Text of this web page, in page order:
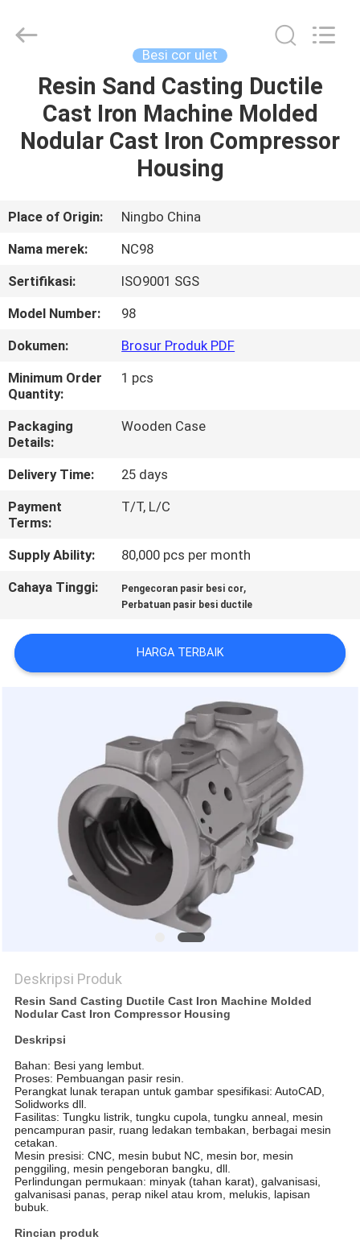
RUMAH
PRODUK
TENTANG
TUR
PABRIK
KONTROL
KUALITAS
HUBUNGI
KAMI
BERITA
KUTIPAN
KEBIJAKAN
Foundry
CO.,LTD.
Besi cor ulet
Resin Sand Casting Ductile
Cast Iron Machine Molded
Nodular Cast Iron Compressor
Housing
Place of Origin:
Ningbo China
Nama merek:
NC98
Sertifikasi:
ISO9001 SGS
Model Number:
98
Dokumen:
Brosur Produk PDF
Minimum Order
Quantity:
1 pcs
Packaging
Details:
Wooden Case
Delivery Time:
25 days
Payment
Terms:
T/T, L/C
Supply Ability:
80,000 pcs per month
Cahaya Tinggi:
Pengecoran pasir besi cor,
Perbatuan pasir besi ductile
HARGA TERBAIK
Deskripsi Produk
Resin Sand Casting Ductile Cast Iron Machine Molded
Nodular Cast Iron Compressor Housing
Deskripsi
Bahan: Besi yang lembut.
Proses: Pembuangan pasir resin.
Perangkat lunak terapan untuk gambar spesifikasi: AutoCAD,
Solidworks dll.
Fasilitas: Tungku listrik, tungku cupola, tungku anneal, mesin
pencampuran pasir, ruang ledakan tembakan, berbagai mesin
cetakan.
Mesin presisi: CNC, mesin bubut NC, mesin bor, mesin
penggiling, mesin pengeboran bangku, dll.
Perlindungan permukaan: minyak (tahan karat), galvanisasi,
galvanisasi panas, perap nikel atau krom, melukis, lapisan
bubuk.
Rincian produk